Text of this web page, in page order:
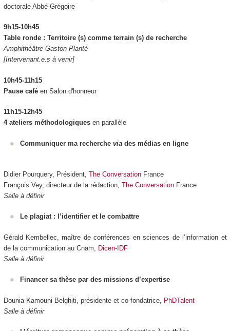
doctorale Abbé-Grégoire
9h15-10h45
Table ronde : Territoire (s) comme terrain (s) de recherche
Amphithéâtre Gaston Planté
[Intervenant.e.s à venir]
10h45-11h15
Pause caféen Salon d'honneur
11h15-12h45
4 ateliers méthodologiquesen parallèle
Communiquer ma recherche via des médias en ligne
Didier Pourquery, Président, The ConversationFrance
François Vey, directeur de la rédaction, The ConversationFrance
Salle à définir
Le plagiat : l’identifier et le combattre
Gérald Kembellec, maître de conférences en sciences de l’information et
de la communication au Cnam, Dicen-IDF
Salle à définir
Financer sa thèse par des missions d’expertise
Dounia Kamouni Belghiti, présidente et co-fondatrice, PhDTalent
Salle à définir